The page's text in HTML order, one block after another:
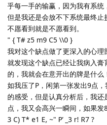
乎每一手的输赢，因为我有系统
但是我还是会放不下系统最终止
不愿看到就是不愿看到。
" { T# z5 m9 C5 \\0 }
我对这个缺点做了更深入的心
就发现这个缺点已经让我病入
的，我就会在意开出的牌是什
如我压了P，闲第一张发出9点
的感受，但是认真分析后，我
点，我又会高兴一瞬间，如果发
3 C) T* e1 E, ~" P’ _3 r! R7 ?